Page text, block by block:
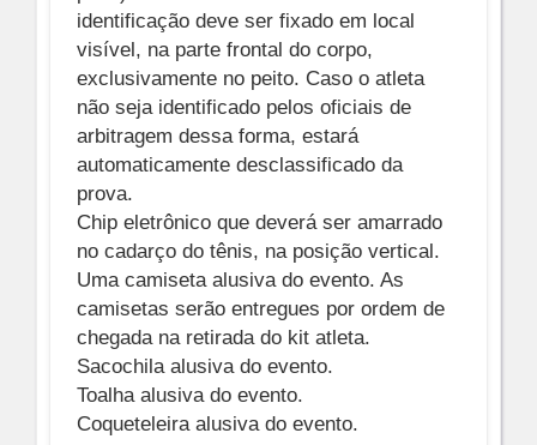
identificação deve ser fixado em local
visível, na parte frontal do corpo,
exclusivamente no peito. Caso o atleta
não seja identificado pelos oficiais de
arbitragem dessa forma, estará
automaticamente desclassificado da
prova.
Chip eletrônico que deverá ser amarrado
no cadarço do tênis, na posição vertical.
Uma camiseta alusiva do evento. As
camisetas serão entregues por ordem de
chegada na retirada do kit atleta.
Sacochila alusiva do evento.
Toalha alusiva do evento.
Coqueteleira alusiva do evento.